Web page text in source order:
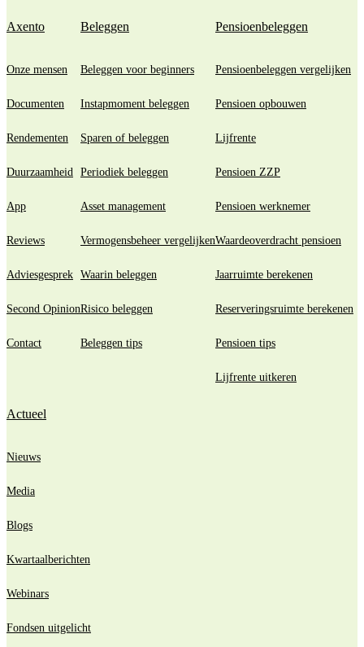
Axento
Onze mensen
Documenten
Rendementen
Duurzaamheid
App
Reviews
Adviesgesprek
Second Opinion
Contact
Beleggen
Beleggen voor beginners
Instapmoment beleggen
Sparen of beleggen
Periodiek beleggen
Asset management
Vermogensbeheer vergelijken
Waarin beleggen
Risico beleggen
Beleggen tips
Pensioenbeleggen
Pensioenbeleggen vergelijken
Pensioen opbouwen
Lijfrente
Pensioen ZZP
Pensioen werknemer
Waardeoverdracht pensioen
Jaarruimte berekenen
Reserveringsruimte berekenen
Pensioen tips
Lijfrente uitkeren
Actueel
Nieuws
Media
Blogs
Kwartaalberichten
Webinars
Fondsen uitgelicht